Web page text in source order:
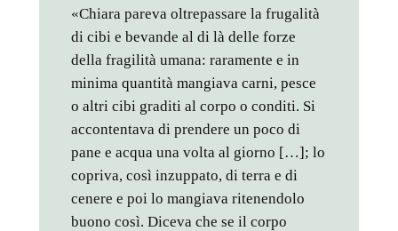
«Chiara pareva oltrepassare la frugalità
di cibi e bevande al di là delle forze
della fragilità umana: raramente e in
minima quantità mangiava carni, pesce
o altri cibi graditi al corpo o conditi. Si
accontentava di prendere un poco di
pane e acqua una volta al giorno […]; lo
copriva, così inzuppato, di terra e di
cenere e poi lo mangiava ritenendolo
buono così. Diceva che se il corpo